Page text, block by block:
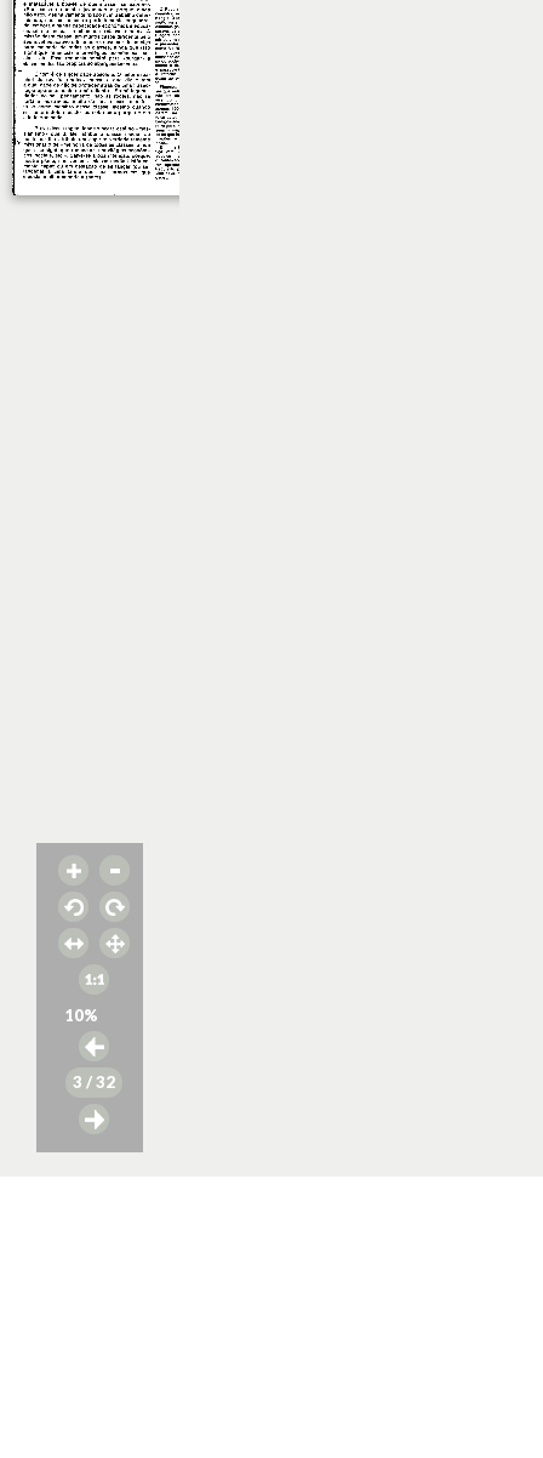
10%
3 / 32